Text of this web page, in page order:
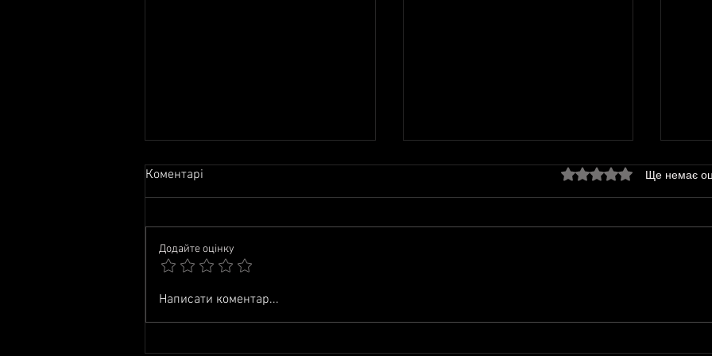
2026. Події червня
Коментарі Оцінка: 0 з 5 зірок.
Ще немає
Додайте оцінку
Написати коментар...